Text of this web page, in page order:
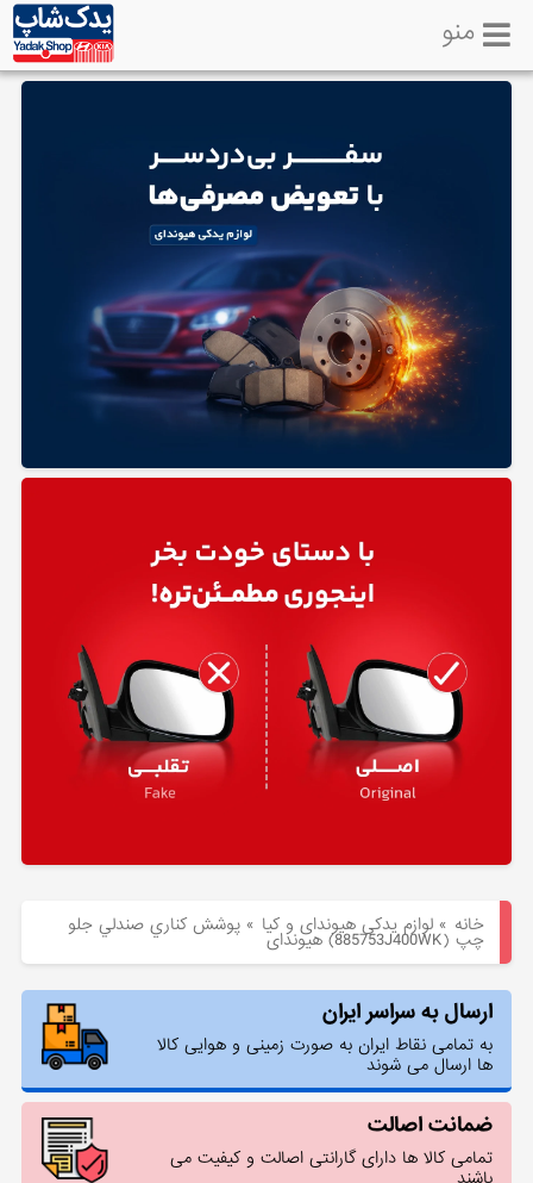
لوازم
منو
خانه »لوازم یدکی هیوندای و کیا »پوشش كناري صندلي جلو
چپ (885753J400WK) هیوندای
ارسال به سراسر ایران
به تمامی نقاط ایران به صورت زمینی و هوایی کالا
ها ارسال می شوند
ضمانت اصالت
تمامی کالا ها دارای گارانتی اصالت و کیفیت می
باشند